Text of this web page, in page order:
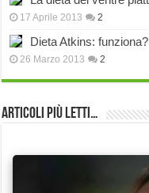
17 Aprile 2013 2
Dieta Atkins:
26 Marzo 2013 2
Articoli più Letti…